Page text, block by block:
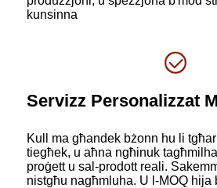
kunsinna
Servizz Personalizzat
Kull ma għandek bżonn hu li
tiegħek, u aħna ngħinuk
proġett u sal-prodott reali.
nistgħu nagħmluha. U l-MOQ hija